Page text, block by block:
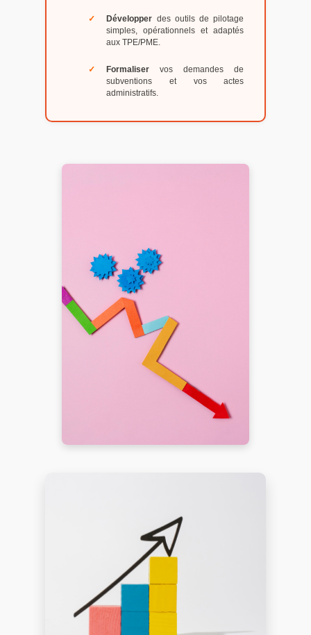
Développer des outils de pilotage
simples, opérationnels et adaptés
aux TPE/PME.
Formaliser vos demandes de
subventions et vos actes
administratifs.